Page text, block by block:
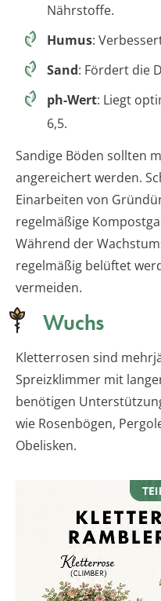
Nährstoffe.
Humus:
Sand: Fördert die
ph-Wert: Liegt
6,5.
Sandige Böden sollten
angereichert werden.
Einarbeiten von
regelmäßige
Während der
regelmäßig belüftet
vermeiden.
Wuchs
Kletterrosen sind
Spreizklimmer mit
benötigen
wie Rosenbögen,
Obelisken.